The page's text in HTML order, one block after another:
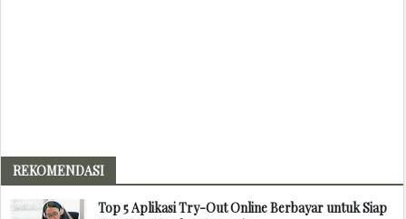
REKOMENDASI
Top 5 Aplikasi Try-Out Online Berbayar untuk Siap